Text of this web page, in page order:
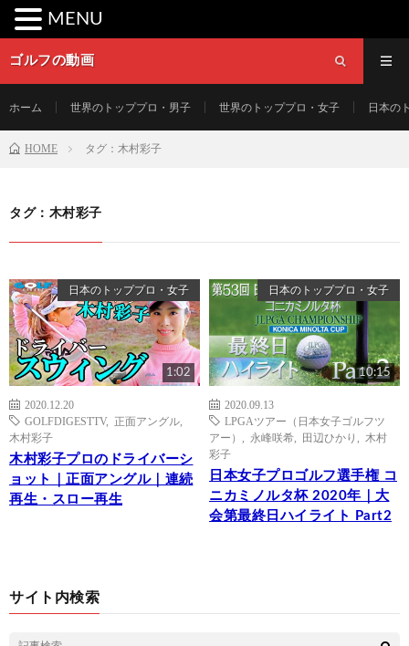
ゴルフの動画
ホーム 世界のトッププロ・男子 世界のトッププロ・女子 日本の
HOME タグ：木村彩子
タグ：木村彩子
日本のトッププロ・女子
1:02
2020.12.20
GOLFDIGESTTV, 正面アングル
木村彩子
木村彩子プロのドライバーシ
ョット｜正面アングル｜連続
再生・スロー再生
日本のトッププロ・女子
10:15
2020.09.13
LPGAツアー（日本女子ゴルフツ
アー）
永峰咲希 田辺ひかり
木村
彩子
日本女子プロゴルフ選手権 コ
ニカミノルタ杯 2020年｜大
会第最終日ハイライト Part2
サイト内検索
MENU